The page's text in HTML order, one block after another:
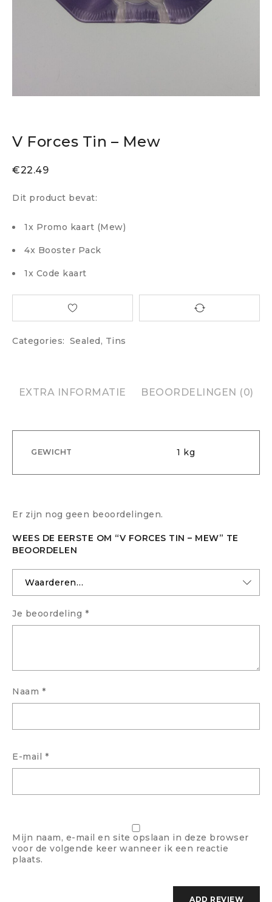
V Forces Tin – Mew
€22.49
Dit product bevat:
1x Promo kaart (Mew)
4x Booster Pack
1x Code kaart
Categories: Sealed, Tins
EXTRA INFORMATIE BEOORDELINGEN (0)
GEWICHT 1 kg
Er zijn nog geen beoordelingen.
WEES DE EERSTE OM “V FORCES TIN – MEW” TE
BEOORDELEN
Je beoordeling *
Naam *
E-mail *
Mijn naam, e-mail en site opslaan in deze browser
voor de volgende keer wanneer ik een reactie
plaats.